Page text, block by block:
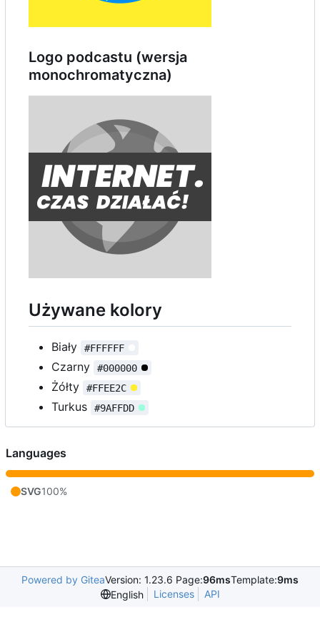
Logo podcastu (wersja
monochromatyczna)
Używane kolory
Biały #FFFFFF
Czarny #000000
Żółty #FFEE2C
Turkus #9AFFDD
Languages
SVG100%
Powered by GiteaVersion: 1.23.6 Page:96msTemplate:9ms
English
Licenses API